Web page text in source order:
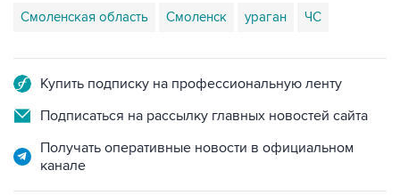
Подписаться на рассылку главных новостей сайта
Получать оперативные новости в официальном
канале